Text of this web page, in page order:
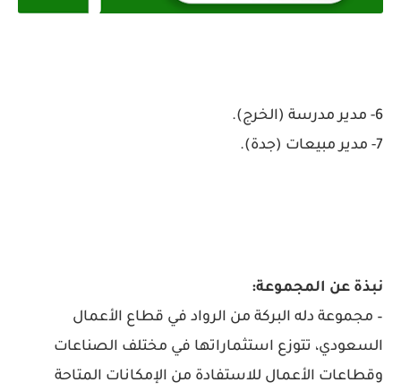
6- مدير مدرسة (الخرج).
7- مدير مبيعات (جدة).
نبذة عن المجموعة:
– مجموعة دله البركة من الرواد في قطاع الأعمال
السعودي، تتوزع استثماراتها في مختلف الصناعات
وقطاعات الأعمال للاستفادة من الإمكانات المتاحة